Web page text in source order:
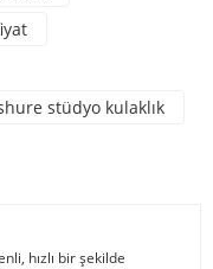
stüdyo kulaklık
hızlı bir şekilde